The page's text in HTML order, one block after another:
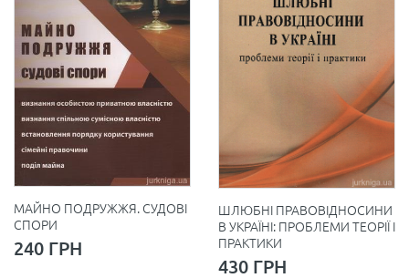
МАЙНО ПОДРУЖЖЯ. СУДОВІ
СПОРИ
240 ГРН
ШЛЮБНІ ПРАВОВІДНОСИНИ
В УКРАЇНІ: ПРОБЛЕМИ ТЕОРІЇ І
ПРАКТИКИ
430 ГРН